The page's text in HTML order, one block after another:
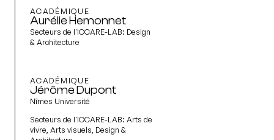
ACADÉMIQUE
Aurélie Hemonnet
Secteurs de l'ICCARE-LAB: Design
& Architecture
ACADÉMIQUE
Jérôme Dupont
Nîmes Université
Secteurs de l'ICCARE-LAB: Arts de
vivre, Arts visuels, Design &